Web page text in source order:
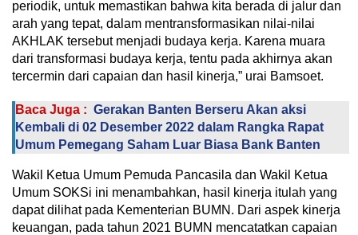
periodik, untuk memastikan bahwa kita berada di jalur dan
arah yang tepat, dalam mentransformasikan nilai-nilai
AKHLAK tersebut menjadi budaya kerja. Karena muara
dari transformasi budaya kerja, tentu pada akhirnya akan
tercermin dari capaian dan hasil kinerja,” urai Bamsoet.
Baca Juga : Gerakan Banten Berseru Akan aksi
Kembali di 02 Desember 2022 dalam Rangka Rapat
Umum Pemegang Saham Luar Biasa Bank Banten
Wakil Ketua Umum Pemuda Pancasila dan Wakil Ketua
Umum SOKSi ini menambahkan, hasil kinerja itulah yang
dapat dilihat pada Kementerian BUMN. Dari aspek kinerja
keuangan, pada tahun 2021 BUMN mencatatkan capaian